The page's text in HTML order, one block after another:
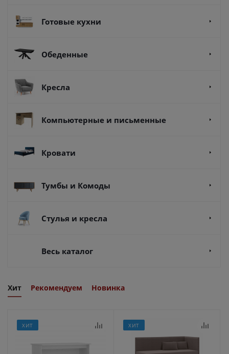
Готовые кухни
Обеденные
Кресла
Компьютерные и письменные
Кровати
Тумбы и Комоды
Стулья и кресла
Весь каталог
Хит Рекомендуем Новинка
ХИТ ХИТ